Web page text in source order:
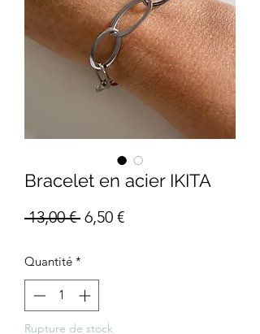
Bracelet en acier IKITA
13,00 € Prix
6,50 €Prix
Quantité *
Rupture de stock